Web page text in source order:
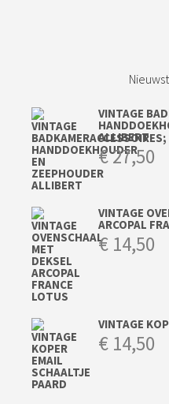
VINTAGE
ALLIBERT
€27,50
VINTAGE
ARCOPAL
€ 14,50
VINTAGE
€ 14,50